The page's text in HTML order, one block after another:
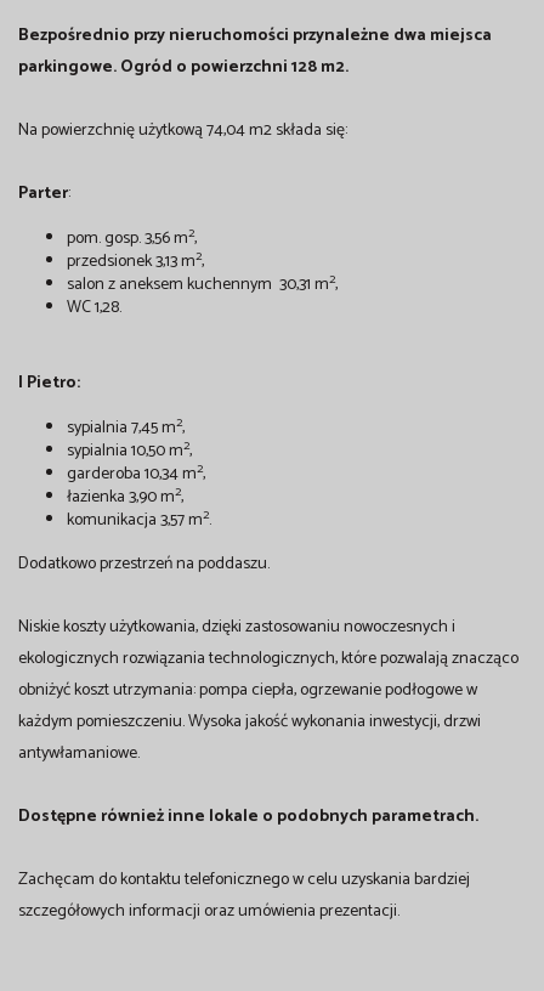
Bezpośrednio przy nieruchomości przynależne dwa miejsca
parkingowe. Ogród o powierzchni 128 m2.
Na powierzchnię użytkową 74,04 m2 składa się:
Parter:
pom. gosp. 3,56 m2,
przedsionek 3,13 m2,
salon z aneksem kuchennym 30,31 m2,
WC 1,28.
I Pietro:
sypialnia 7,45 m2,
sypialnia 10,50 m2,
garderoba 10,34 m2,
łazienka 3,90 m2,
komunikacja 3,57 m2.
Dodatkowo przestrzeń na poddaszu.
Niskie koszty użytkowania, dzięki zastosowaniu nowoczesnych i
ekologicznych rozwiązania technologicznych, które pozwalają znacząco
obniżyć koszt utrzymania: pompa ciepła, ogrzewanie podłogowe w
każdym pomieszczeniu. Wysoka jakość wykonania inwestycji, drzwi
antywłamaniowe.
Dostępne również inne lokale o podobnych parametrach.
Zachęcam do kontaktu telefonicznego w celu uzyskania bardziej
szczegółowych informacji oraz umówienia prezentacji.